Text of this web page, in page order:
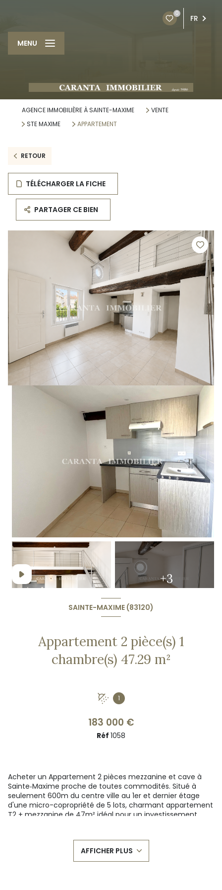
0
FR
MENU
AGENCE IMMOBILIÈRE À SAINTE-MAXIME
VENTE
STE MAXIME
APPARTEMENT
RETOUR
TÉLÉCHARGER LA FICHE
PARTAGER CE BIEN
+3
SAINTE-MAXIME (83120)
Appartement 2 pièce(s) 1
chambre(s) 47.29 m²
1
183 000 €
Réf 1058
Acheter un Appartement 2 pièces mezzanine et cave à
Sainte‑Maxime proche de toutes commodités. Situé à
seulement 600m du centre ville au 1er et dernier étage
d'une micro-copropriété de 5 lots, charmant appartement
T2 + mezzanine de 47m² idéal pour un investissement
Sa surface habitable de 47m² (40.19m² Loi CARREZ) se
compose d'une entrée avec placard, un espace de vie
fonctionnel avec cuisine ouverte climatisé, une chambre
AFFICHER PLUS